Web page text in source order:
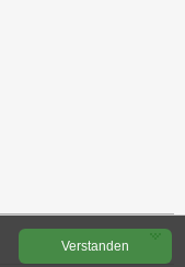
Ver­stan­den